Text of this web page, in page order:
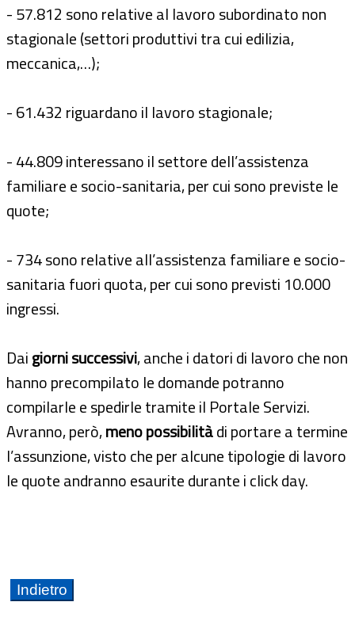
- 57.812 sono relative al lavoro subordinato non
stagionale (settori produttivi tra cui edilizia,
meccanica,…);
- 61.432 riguardano il lavoro stagionale;
- 44.809 interessano il settore dell’assistenza
familiare e socio-sanitaria, per cui sono previste le
quote;
- 734 sono relative all’assistenza familiare e socio-
sanitaria fuori quota, per cui sono previsti 10.000
ingressi.
Daigiorni successivi, anche i datori di lavoro che non
hanno precompilato le domande potranno
compilarle e spedirle tramite il Portale Servizi.
Avranno, però,meno possibilitàdi portare a termine
l’assunzione, visto che per alcune tipologie di lavoro
le quote andranno esaurite durante i click day.